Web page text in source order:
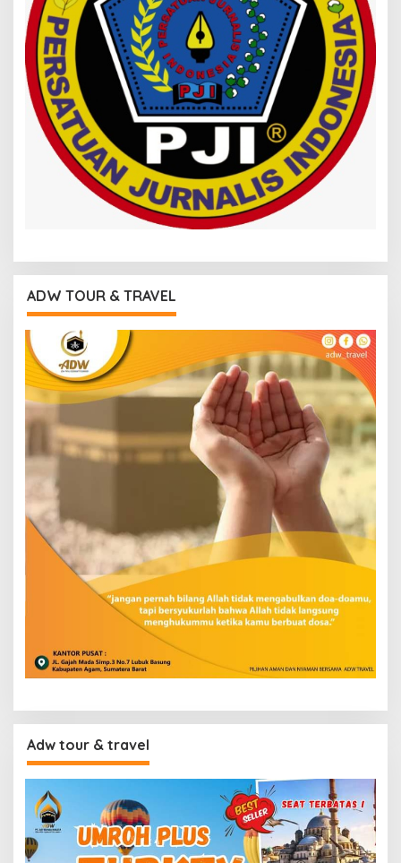
ADW TOUR & TRAVEL
Adw tour & travel